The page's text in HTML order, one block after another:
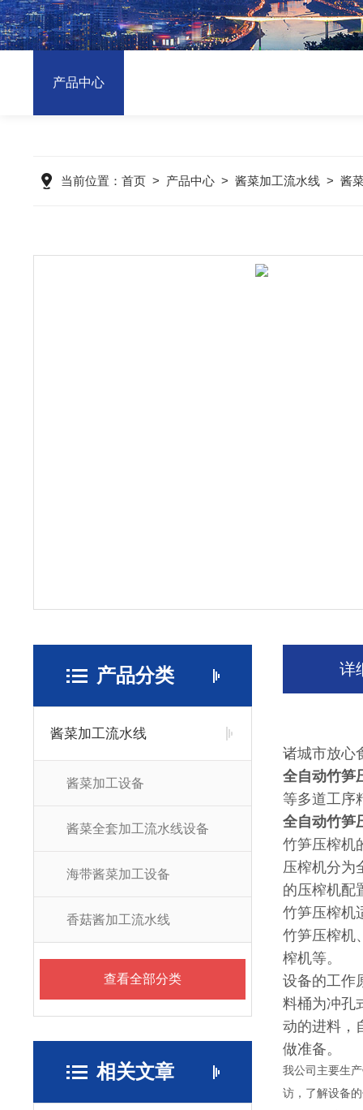
产品中心
当前位置： 首页> 产品中心> 酱菜加工流水线> 酱
产品分类
酱菜加工流水线
酱菜加工设备
酱菜全套加工流水线设备
海带酱菜加工设备
香菇酱加工流水线
查看全部分类
相关文章
详
诸城市放心
全自动竹笋
等多道工序
全自动竹笋
竹笋压榨机
压榨机分为
的压榨机配
竹笋压榨机
竹笋压榨机
榨机等。
设备的工作
料桶为冲孔
动的进料，
做准备。
我公司主要生
访，了解设备